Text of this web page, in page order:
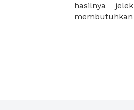
hasilnya